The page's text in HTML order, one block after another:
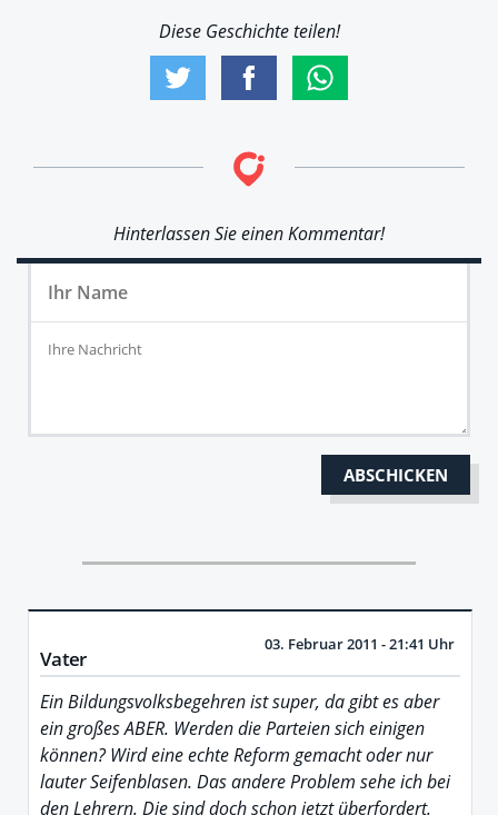
Diese Geschichte teilen!
Hinterlassen Sie einen Kommentar!
Vater
03. Februar 2011 - 21:41 Uhr
Ein Bildungsvolksbegehren ist super, da gibt es aber
ein großes ABER. Werden die Parteien sich einigen
können? Wird eine echte Reform gemacht oder nur
lauter Seifenblasen. Das andere Problem sehe ich bei
den Lehrern. Die sind doch schon jetzt überfordert.